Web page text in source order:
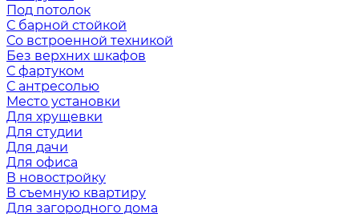
Под потолок
С барной стойкой
Со встроенной техникой
Без верхних шкафов
С фартуком
С антресолью
Место установки
Для хрущевки
Для студии
Для дачи
Для офиса
В новостройку
В съемную квартиру
Для загородного дома